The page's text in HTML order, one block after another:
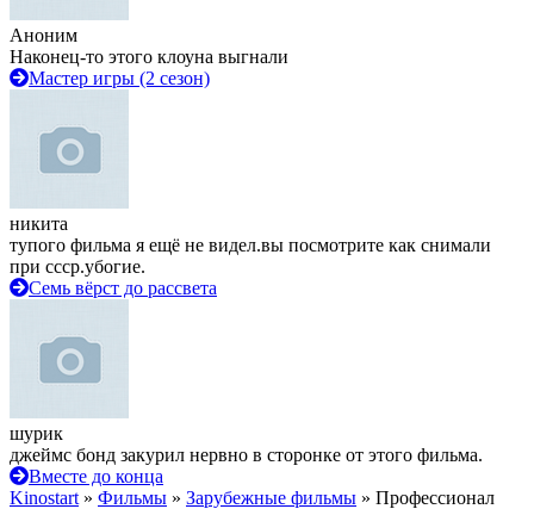
Аноним
Наконец-то этого клоуна выгнали
Мастер игры (2 сезон)
никита
тупого фильма я ещё не видел.вы посмотрите как снимали
при ссср.убогие.
Семь вёрст до рассвета
шурик
джеймс бонд закурил нервно в сторонке от этого фильма.
Вместе до конца
Kinostart » Фильмы » Зарубежные фильмы » Профессионал